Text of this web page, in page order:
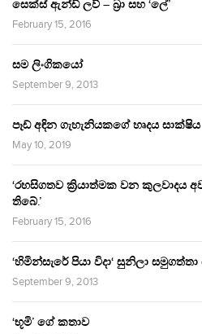
සෙක්ස් ඇන්ඩ් ලව් – බ්‍රා සහ ‘ලේ’
February 15, 2016
සම ලිංගිකයෝ
September 9, 2013
පෑඩ් අඳින ගැහැනියකගේ හෘදය සාක්ෂිය
May 10, 2019
‘රහසිගතව ක්‍රියාත්මක වන කුලවාදය
තිබේ.’
February 15, 2016
‘හිමින්සැරේ පියා විදා‘ සුනිලා සමුගත්තා
September 9, 2013
‘භූමි’ ගේ කතාව